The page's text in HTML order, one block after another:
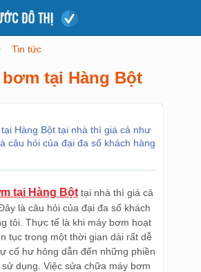
Tin tức
tại Hàng Bột
Hàng Bột tại nhà thì giá cả như
câu hỏi của đại đa số khách hàng
tại Hàng Bột tại nhà thì giá cả
là câu hỏi của đại đa số khách
tôi. Thực tế là khi máy bơm hoạt
tục trong một thời gian dài rất dễ
cố hư hỏng dẫn đến những phiền
dụng. Việc sửa chữa máy bơm